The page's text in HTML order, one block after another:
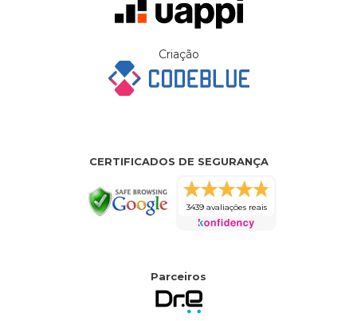
Criação
CERTIFICADOS DE SEGURANÇA
3439 avaliações reais
Parceiros